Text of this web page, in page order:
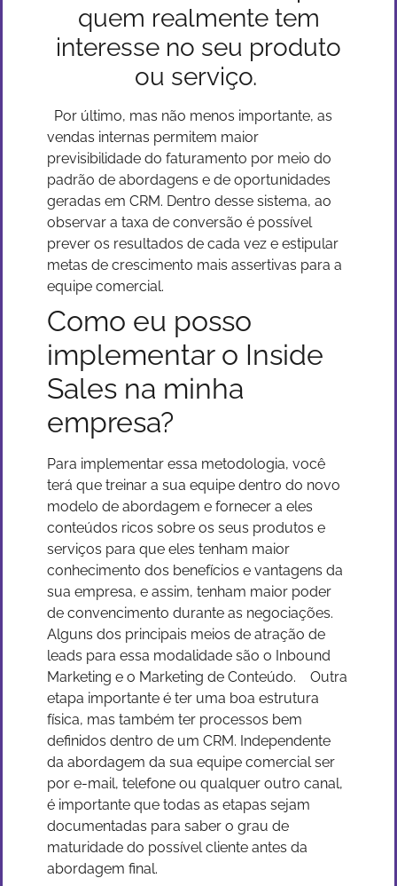
quem realmente tem
interesse no seu produto
ou serviço.
Por último, mas não menos importante, as
vendas internas permitem maior
previsibilidade do faturamento por meio do
padrão de abordagens e de oportunidades
geradas em CRM. Dentro desse sistema, ao
observar a taxa de conversão é possível
prever os resultados de cada vez e estipular
metas de crescimento mais assertivas para a
equipe comercial.
Como eu posso
implementar o Inside
Sales na minha
empresa?
Para implementar essa metodologia, você
terá que treinar a sua equipe dentro do novo
modelo de abordagem e fornecer a eles
conteúdos ricos sobre os seus produtos e
serviços para que eles tenham maior
conhecimento dos benefícios e vantagens da
sua empresa, e assim, tenham maior poder
de convencimento durante as negociações.
Alguns dos principais meios de atração de
leads para essa modalidade são o Inbound
Marketing e o Marketing de Conteúdo.
Outra
etapa importante é ter uma boa estrutura
física, mas também ter processos bem
definidos dentro de um CRM. Independente
da abordagem da sua equipe comercial ser
por e-mail, telefone ou qualquer outro canal,
é importante que todas as etapas sejam
documentadas para saber o grau de
maturidade do possível cliente antes da
abordagem final.